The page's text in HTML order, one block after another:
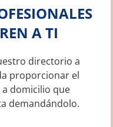
A TI
directorio a
proporcionar el
domicilio que
demandándolo.